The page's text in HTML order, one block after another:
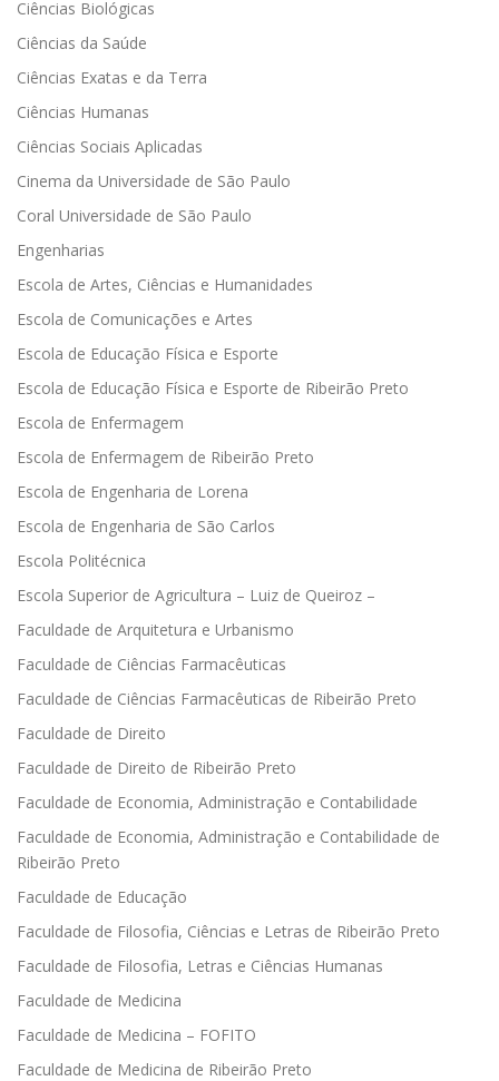
Ciências Biológicas
Ciências da Saúde
Ciências Exatas e da Terra
Ciências Humanas
Ciências Sociais Aplicadas
Cinema da Universidade de São Paulo
Coral Universidade de São Paulo
Engenharias
Escola de Artes, Ciências e Humanidades
Escola de Comunicações e Artes
Escola de Educação Física e Esporte
Escola de Educação Física e Esporte de Ribeirão Preto
Escola de Enfermagem
Escola de Enfermagem de Ribeirão Preto
Escola de Engenharia de Lorena
Escola de Engenharia de São Carlos
Escola Politécnica
Escola Superior de Agricultura – Luiz de Queiroz –
Faculdade de Arquitetura e Urbanismo
Faculdade de Ciências Farmacêuticas
Faculdade de Ciências Farmacêuticas de Ribeirão Preto
Faculdade de Direito
Faculdade de Direito de Ribeirão Preto
Faculdade de Economia, Administração e Contabilidade
Faculdade de Economia, Administração e Contabilidade de
Ribeirão Preto
Faculdade de Educação
Faculdade de Filosofia, Ciências e Letras de Ribeirão Preto
Faculdade de Filosofia, Letras e Ciências Humanas
Faculdade de Medicina
Faculdade de Medicina – FOFITO
Faculdade de Medicina de Ribeirão Preto